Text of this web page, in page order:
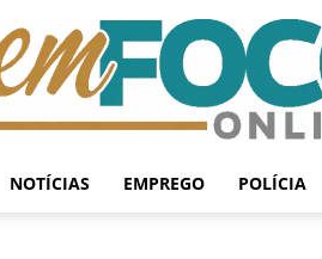
NOTÍCIAS EMPREGO POLÍCIA